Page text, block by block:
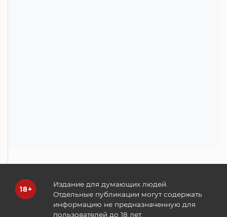
Издание для думающих людей.
Отдельные публикации могут содержать
информацию не предназначенную для
пользователей до 18 лет.